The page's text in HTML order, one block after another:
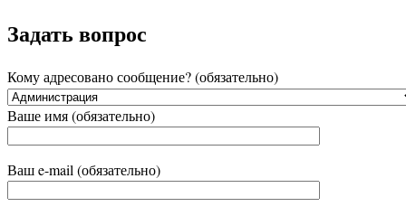
Задать вопрос
Кому адресовано сообщение? (обязательно)
Ваше имя (обязательно)
Ваш e-mail (обязательно)